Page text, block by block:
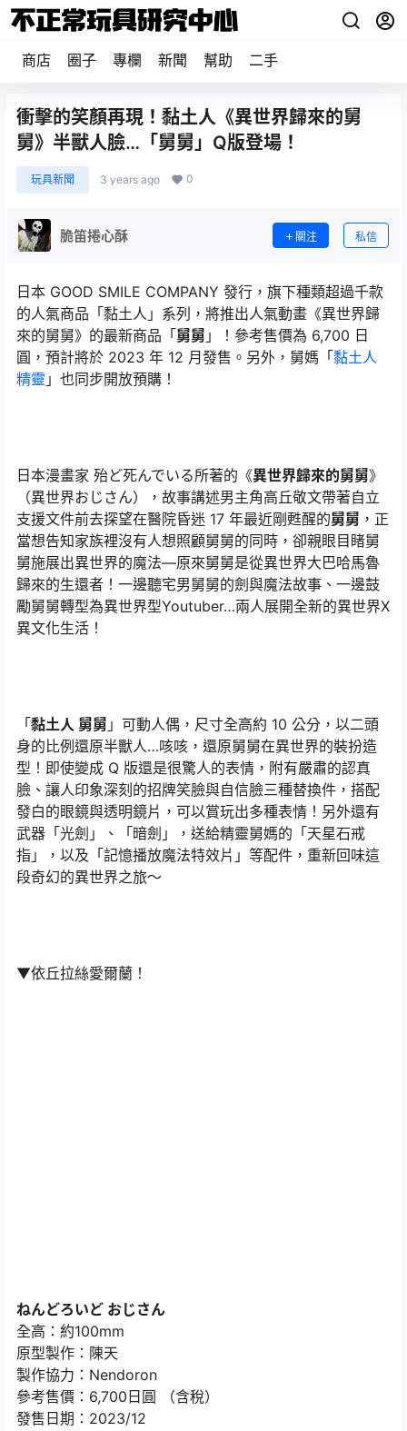
商店 圈子 專欄 新聞 幫助 二手
衝擊的笑顏再現！黏土人《異世界歸來的舅
舅》半獸人臉…「舅舅」Q版登場！
玩具新聞 3 years ago 0
脆笛捲心酥 關注 私信
日本 GOOD SMILE COMPANY 發行，旗下種類超過千款
的人氣商品「黏土人」系列，將推出人氣動畫《異世界歸
來的舅舅》的最新商品「舅舅 」！參考售價為 6,700 日
圓，預計將於 2023 年 12 月發售。另外，舅媽「黏土人
精靈 」也同步開放預購！
日本漫畫家 殆ど死んでいる所著的《異世界歸來的舅舅》
（異世界おじさん），故事講述男主角高丘敬文帶著自立
支援文件前去探望在醫院昏迷 17 年最近剛甦醒的舅舅 ，正
當想告知家族裡沒有人想照顧舅舅的同時，卻親眼目睹舅
舅施展出異世界的魔法—原來舅舅是從異世界大巴哈馬魯
歸來的生還者！一邊聽宅男舅舅的劍與魔法故事、一邊鼓
勵舅舅轉型為異世界型Youtuber…兩人展開全新的異世界X
異文化生活！
「黏土人 舅舅 」可動人偶，尺寸全高約 10 公分，以二頭
身的比例還原半獸人…咳咳，還原舅舅在異世界的裝扮造
型！即使變成 Q 版還是很驚人的表情，附有嚴肅的認真
臉、讓人印象深刻的招牌笑臉與自信臉三種替換件，搭配
發白的眼鏡與透明鏡片，可以賞玩出多種表情！另外還有
武器「光劍」、「暗劍」，送給精靈舅媽的「天星石戒
指」，以及「記憶播放魔法特效片」等配件，重新回味這
段奇幻的異世界之旅～
▼依丘拉絲愛爾蘭！
ねんどろいど おじさん
全高：約100mm
原型製作：陳天
製作協力：Nendoron
參考售價：6,700日圓 （含稅）
發售日期：2023/12